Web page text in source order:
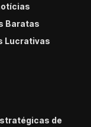
Baratas
Lucrativas
de